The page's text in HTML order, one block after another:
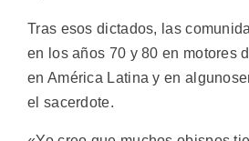
Tras esos dictados, las
en los años 70 y 80 en motores
en América Latina y en
el sacerdote.